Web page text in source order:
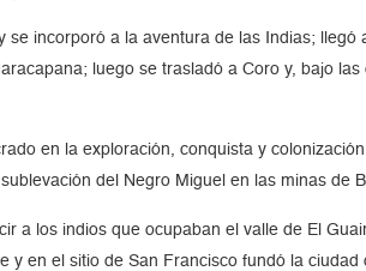
se incorporó a la aventura de las Indias;
luego se trasladó a Coro y, bajo
en la exploración, conquista y
del Negro Miguel en las minas de
a los indios que ocupaban el valle de El
y en el sitio de San Francisco fundó la